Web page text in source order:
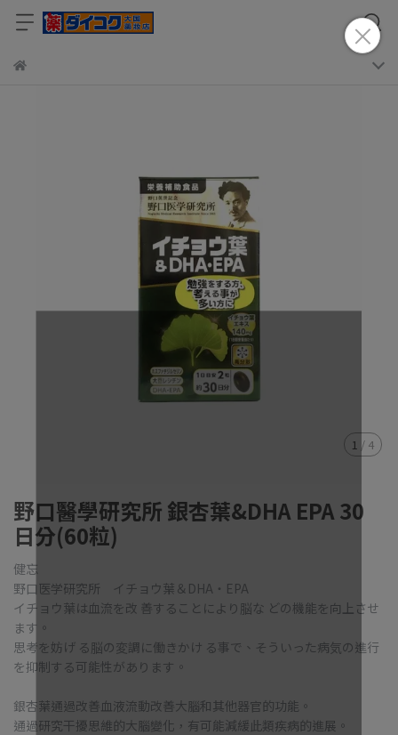
1 / 4
野口醫學研究所 銀杏葉&DHA EPA 30
日分(60粒)
健忘
野口医学研究所 イチョウ葉＆DHA・EPA
イチョウ葉は血流を改 善することにより脳な どの機能を向上させ
ます。
思考を妨げ る脳の変調に働きかけ る事で、そういった病気の進行
を抑制する可能性があります。
銀杏葉通過改善血液流動改善大腦和其他器官的功能。
通過研究干擾思維的大腦變化，有可能減緩此類疾病的進展。